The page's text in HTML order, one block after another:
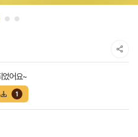
었어요~
1